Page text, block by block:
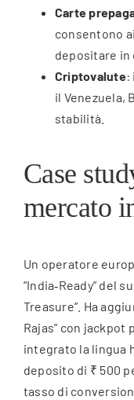
Carte
consentono
depositare in
Criptovalute:
il Venezuela,
stabilità.
Case
mercato
Un operatore
“India‑Ready” del
Treasure”. Ha
Rajas” con jackpot
integrato la lingua
deposito di ₹ 500
tasso di